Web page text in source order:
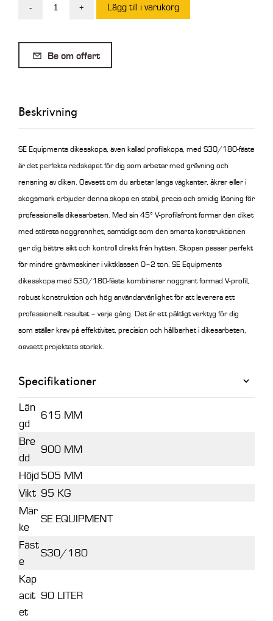
-
Dikesskopa
90
Liter
+ Lägg till i varukorg
Be om offert
Beskrivning
SE Equipments dikesskopa, även kallad profilskopa, med S30/180-fäste
är det perfekta redskapet för dig som arbetar med grävning och
rensning av diken. Oavsett om du arbetar längs vägkanter, åkrar eller i
skogsmark erbjuder denna skopa en stabil, precis och smidig lösning för
professionella dikesarbeten. Med sin 45° V-profilsfront formar den diket
med största noggrannhet, samtidigt som den smarta konstruktionen
ger dig bättre sikt och kontroll direkt från hytten. Skopan passar perfekt
för mindre grävmaskiner i viktklassen 0–2 ton. SE Equipments
dikesskopa med S30/180-fäste kombinerar noggrant formad V-profil,
robust konstruktion och hög användarvänlighet för att leverera ett
professionellt resultat – varje gång. Det är ett pålitligt verktyg för dig
som ställer krav på effektivitet, precision och hållbarhet i dikesarbeten,
oavsett projektets storlek.
Specifikationer
Län
gd
615 MM
Bre
dd
900 MM
Höjd505 MM
Vikt 95 KG
Mär
ke
SE EQUIPMENT
Fäst
e
S30/180
Kap
acit
et
90 LITER